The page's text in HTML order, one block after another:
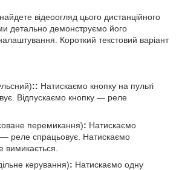
відеоогляд цього дистанційного
детально демонструємо його
Короткий текстовий варіант
:: Натискаємо кнопку на пульті
Відпускаємо кнопку — реле
перемикання): Натискаємо
реле спрацьовує. Натискаємо
керування): Натискаємо одну